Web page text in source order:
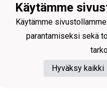
Käytämme
Käytämme
parantamiseksi sekä
Hyväksy kaikki